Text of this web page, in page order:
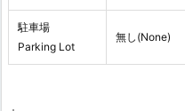
駐車場
Parking Lot
無し(None)